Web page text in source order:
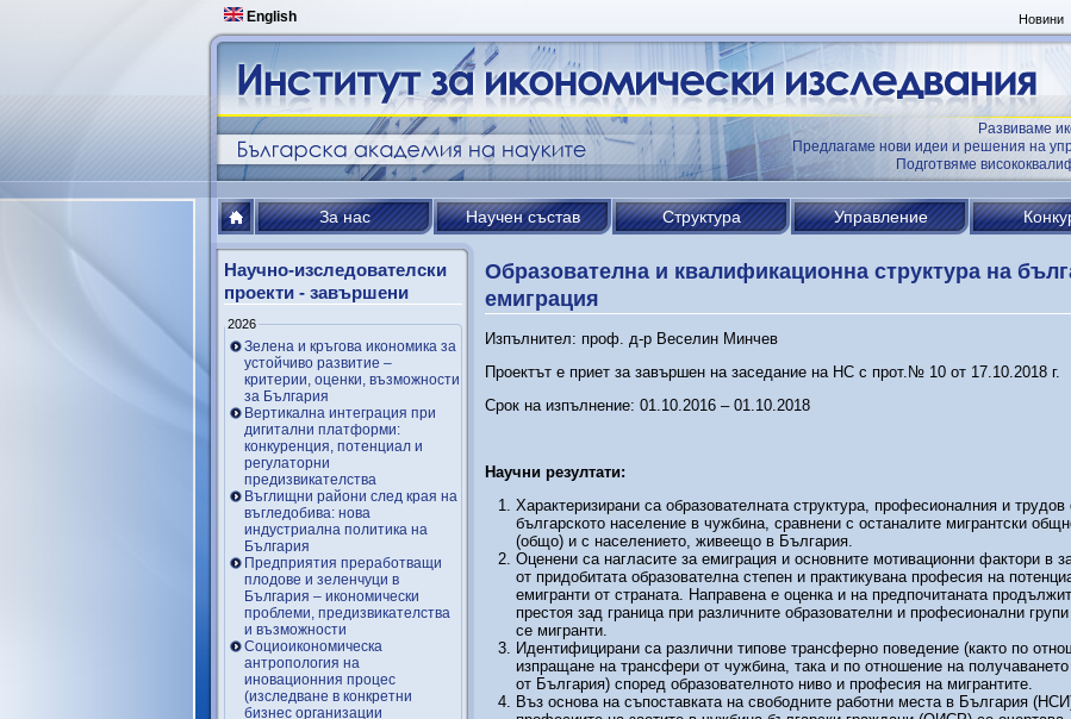
English Новини
Развиваме
Предлагаме нови идеи и решения на
Подготвяме
За нас Научен състав Структура Управление
Научно-изследователски
проекти - завършени
2026
Зелена и кръгова икономика за
устойчиво развитие –
критерии, оценки, възможности
за България
Вертикална интеграция при
дигитални платформи:
конкуренция, потенциал и
регулаторни
предизвикателства
Въглищни райони след края на
въгледобива: нова
индустриална политика на
България
Предприятия преработващи
плодове и зеленчуци в
България – икономически
проблеми, предизвикателства
и възможности
Социоикономическа
антропология на
иновационния процес
(изследване в конкретни
бизнес организации
Образователна и квалификационна структура на
емиграция
Изпълнител: проф. д-р Веселин Минчев
Проектът е приет за завършен на заседание на НС с прот.№ 10 от 17.10.2018 г.
Срок на изпълнение: 01.10.2016 – 01.10.2018
Научни резултати:
Характеризирани са образователната структура, професионалния и трудов
българското население в чужбина, сравнени с останалите мигрантски
(общо) и с населението, живеещо в България.
Оценени са нагласите за емиграция и основните мотивационни фактори в
от придобитата образователна степен и практикувана професия на
емигранти от страната. Направена е оценка и на предпочитаната
престоя зад граница при различните образователни и професионални
се мигранти.
Идентифицирани са различни типове трансферно поведение (както по
изпращане на трансфери от чужбина, така и по отношение на получаването
от България) според образователното ниво и професия на мигрантите.
Въз основа на съпоставката на свободните работни места в България